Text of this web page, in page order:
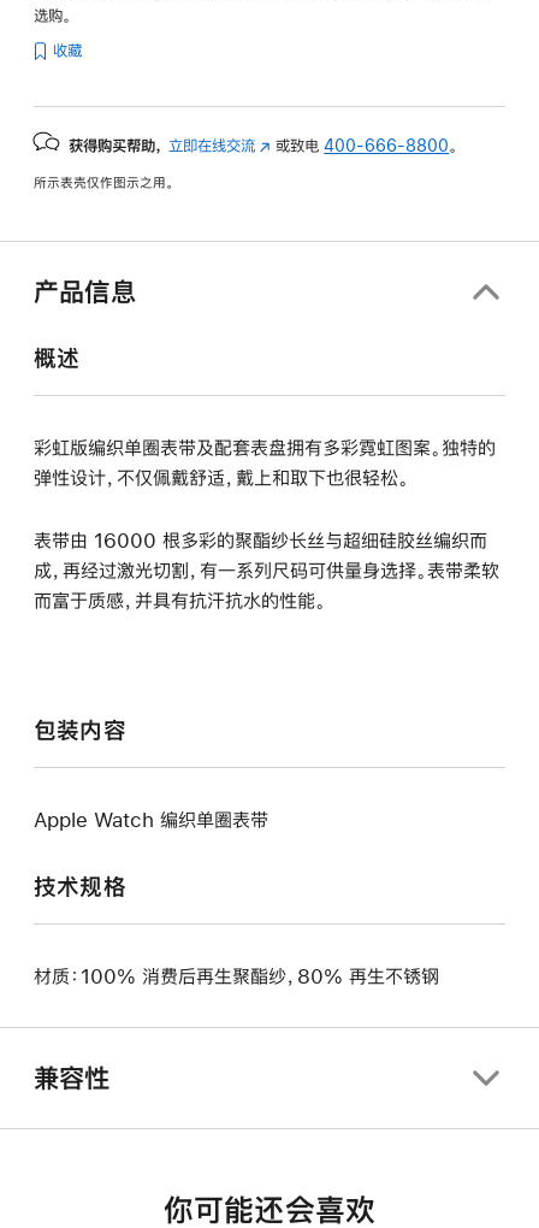
选购。
收藏
获得购买帮助， 立即在线交流 (在
中
或致电400-666-8800 。
所示表壳仅作图示之用。
产品信息
概述
彩虹版编织单圈表带及配套表盘拥有多彩霓虹图案。独特的
弹性设计，不仅佩戴舒适，戴上和取下也很轻松。
表带由 16000 根多彩的聚酯纱长丝与超细硅胶丝编织而
成，再经过激光切割，有一系列尺码可供量身选择。表带柔软
而富于质感，并具有抗汗抗水的性能。
包装内容
Apple Watch 编织单圈表带
技术规格
材质：100% 消费后再生聚酯纱，80% 再生不锈钢
兼容性
你可能还会喜欢